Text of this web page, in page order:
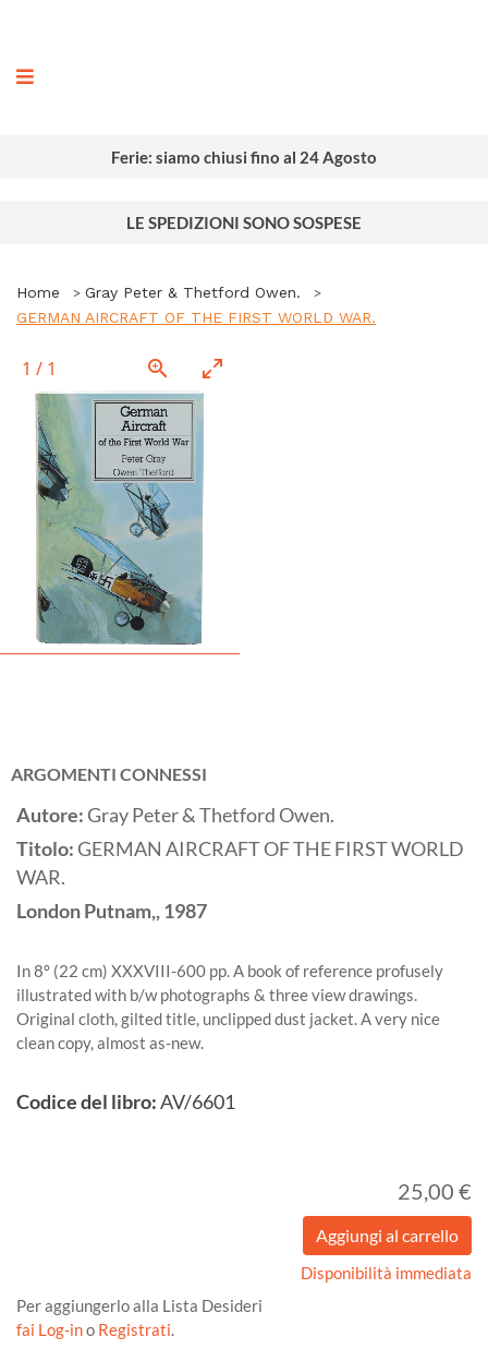
Ferie: siamo chiusi fino al 24 Agosto
LE SPEDIZIONI SONO SOSPESE
Home
Gray Peter & Thetford Owen.
GERMAN AIRCRAFT OF THE FIRST WORLD WAR.
1 / 1
ARGOMENTI CONNESSI
Autore:Gray Peter & Thetford Owen.
Titolo:GERMAN AIRCRAFT OF THE FIRST WORLD
WAR.
LondonPutnam,,1987
In 8º (22 cm) XXXVIII-600 pp. A book of reference profusely
illustrated with b/w photographs & three view drawings.
Original cloth, gilted title, unclipped dust jacket. A very nice
clean copy, almost as-new.
Codice del libro:AV/6601
25,00 €
Disponibilità immediata
Per aggiungerlo alla Lista Desideri
fai Log-ino Registrati.